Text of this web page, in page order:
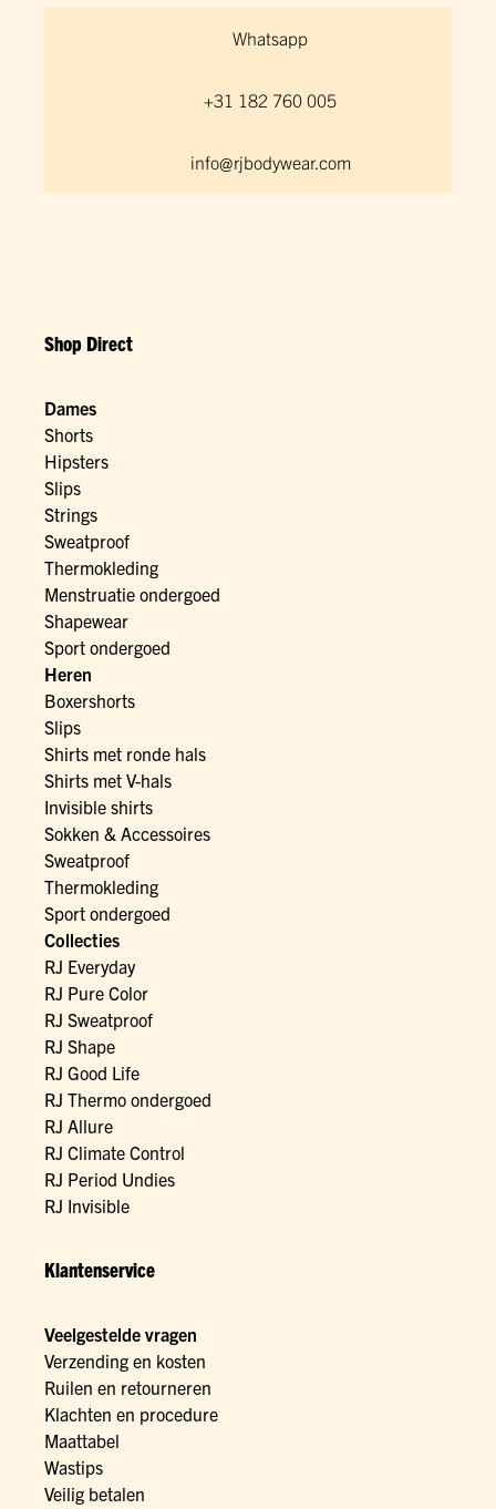
Whatsapp
+31 182 760 005
info@rjbodywear.com
Shop Direct
Dames
Shorts
Hipsters
Slips
Strings
Sweatproof
Thermokleding
Menstruatie ondergoed
Shapewear
Sport ondergoed
Heren
Boxershorts
Slips
Shirts met ronde hals
Shirts met V-hals
Invisible shirts
Sokken & Accessoires
Sweatproof
Thermokleding
Sport ondergoed
Collecties
RJ Everyday
RJ Pure Color
RJ Sweatproof
RJ Shape
RJ Good Life
RJ Thermo ondergoed
RJ Allure
RJ Climate Control
RJ Period Undies
RJ Invisible
Klantenservice
Veelgestelde vragen
Verzending en kosten
Ruilen en retourneren
Klachten en procedure
Maattabel
Wastips
Veilig betalen